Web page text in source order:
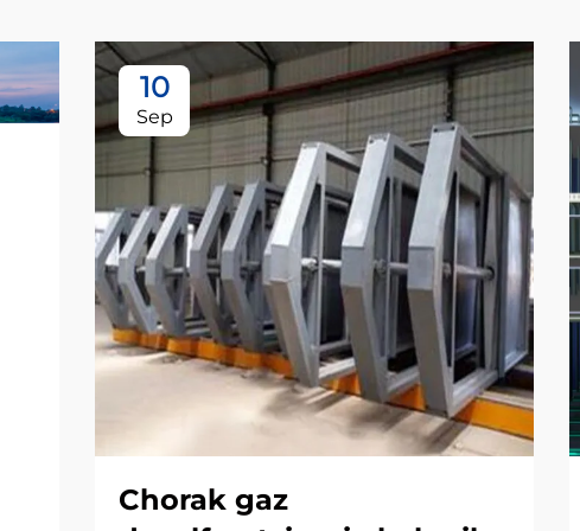
10
Sep
Chorak gaz